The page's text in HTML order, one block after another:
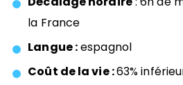
la France
Langue :espagnol
Coût de la vie :63%